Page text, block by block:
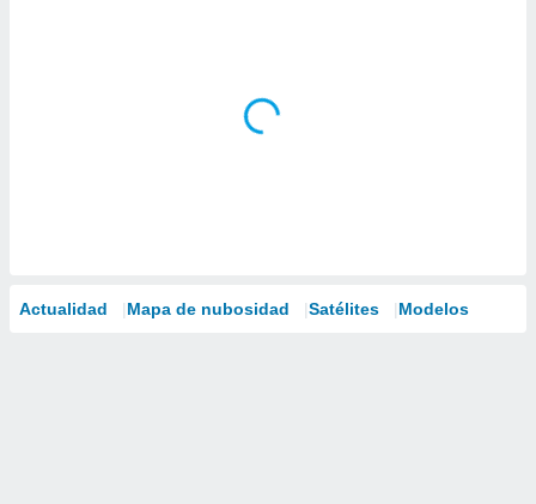
Actualidad Mapa de nubosidad Satélites Modelos